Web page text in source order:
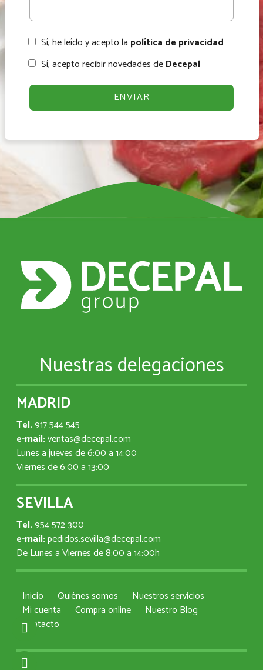
Sí, he leído y acepto la política de privacidad
Sí, acepto recibir novedades deDecepal
Nuestras delegaciones
MADRID
Tel.917 544 545
e-mail:ventas@decepal.com
Lunes a jueves de 6:00 a 14:00
Viernes de 6:00 a 13:00
SEVILLA
Tel.954 572 300
e-mail:pedidos.sevilla@decepal.com
De Lunes a Viernes de 8:00 a 14:00h
Inicio Quiénes somos
Nuestros servicios
Mi cuenta
Compra online
Nuestro Blog
Contacto